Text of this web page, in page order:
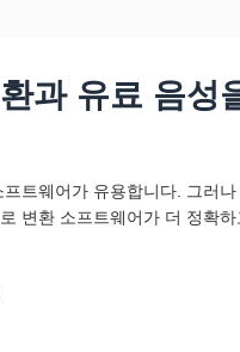
과 유료 음성
트웨어가 유용합니다. 그러
변환 소프트웨어가 더 정확